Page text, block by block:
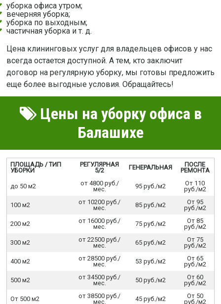
уборка офиса утром;
вечерняя уборка;
уборка по выходным;
частичная уборка и т. д.
Цена клининговых услуг для владельцев офисов у нас
всегда остается доступной. А тем, кто заключит
договор на регулярную уборку, мы готовы предложить
еще более выгодные условия. Обращайтесь!
Цены на уборку офиса в
Балашихе
ПЛОЩАДЬ / ТИП
УБОРКИ
РЕГУЛЯРНАЯ
5/2
ГЕНЕРАЛЬНАЯ
ПОСЛЕ
РЕМОНТА
до 50 м2
от 4800 руб./
мес.
95 руб./м2
От 110
руб./м2
100 м2
от 10200 руб./
мес.
85 руб./м2
От 95
руб./м2
200 м2
от 16000 руб./
мес.
75 руб./м2
От 85
руб./м2
300 м2
от 22500 руб./
мес.
65 руб./м2
От 75
руб./м2
400 м2
от 28500 руб./
мес.
53 руб./м2
От 65
руб./м2
500 м2
от 34500 руб./
мес.
50 руб./м2
От 60
руб./м2
От 500 м2
от 38500 руб./
мес.
45 руб./м2
От 50
руб./м2